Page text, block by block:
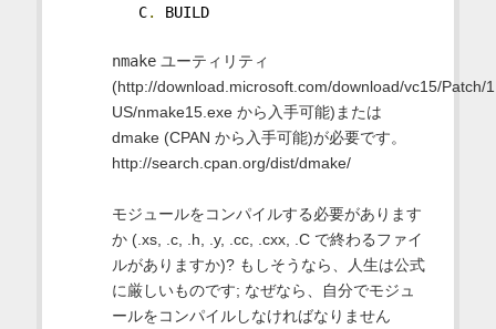
C. BUILD
nmakeユーティリティ
(http://download.microsoft.com/download/vc15/Patch/
US/nmake15.exe から入手可能)または
dmake (CPAN から入手可能)が必要です。
http://search.cpan.org/dist/dmake/
モジュールをコンパイルする必要があります
か (.xs, .c, .h, .y, .cc, .cxx, .C で終わるファイ
ルがありますか)? もしそうなら、人生は公式
に厳しいものです; なぜなら、自分でモジュ
ールをコンパイルしなければなりません